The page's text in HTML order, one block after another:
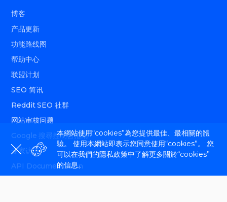
博客
产品更新
功能路线图
帮助中心
联盟计划
SEO 简讯
Reddit SEO 社群
网站审核问题
Google 搜尋控制台指南
专家访谈
API Documentation
本網站使用“cookies”為您提供最佳、最相關的體
驗。 使用本網站即表示您同意使用“cookies”。 您
可以在我們的隱私政策中了解更多關於“cookies”
的信息。